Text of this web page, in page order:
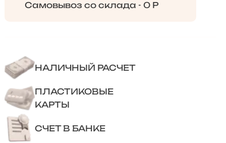
Самовывоз со склада - 0 Р
НАЛИЧНЫЙ РАСЧЕТ
ПЛАСТИКОВЫЕ
КАРТЫ
СЧЕТ В БАНКЕ